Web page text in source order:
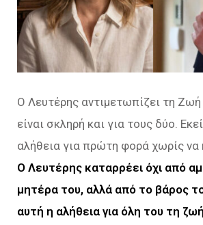
Ο Λευτέρης αντιμετωπίζει τη
είναι σκληρή και για τους δύο.
αλήθεια για πρώτη φορά χωρίς να
Ο Λευτέρης καταρρέει όχι από
μητέρα του, αλλά από το βάρος
αυτή η αλήθεια για όλη του τη ζωή